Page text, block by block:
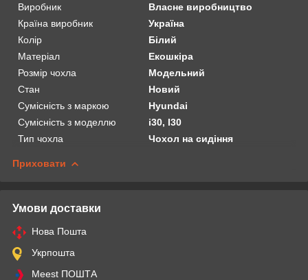
Виробник
Власне виробництво
Країна виробник
Україна
Колір
Білий
Матеріал
Екошкіра
Розмір чохла
Модельний
Стан
Новий
Сумісність з маркою
Hyundai
Сумісність з моделлю
i30, I30
Тип чохла
Чохол на сидіння
Приховати
Умови доставки
Нова Пошта
Укрпошта
Meest ПОШТА